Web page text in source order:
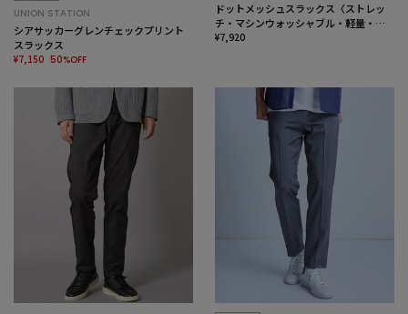
UNION STATION
シアサッカーグレンチェックプリント
スラックス
¥7,150 50%OFF
ドットメッシュスラックス〈ストレッ
チ・マシンウォッシャブル・軽量・接
触冷感・通気性〉
¥7,920